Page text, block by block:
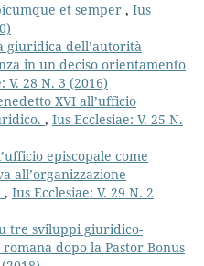
et semper , Ius
giuridica dell’autorità
in un deciso orientamento
V. 28 N. 3 (2016)
XVI all’ufficio
, Ius Ecclesiae: V. 25 N.
episcopale come
all’organizzazione
, Ius Ecclesiae: V. 29 N. 2
tre sviluppi giuridico-
dopo la Pastor Bonus